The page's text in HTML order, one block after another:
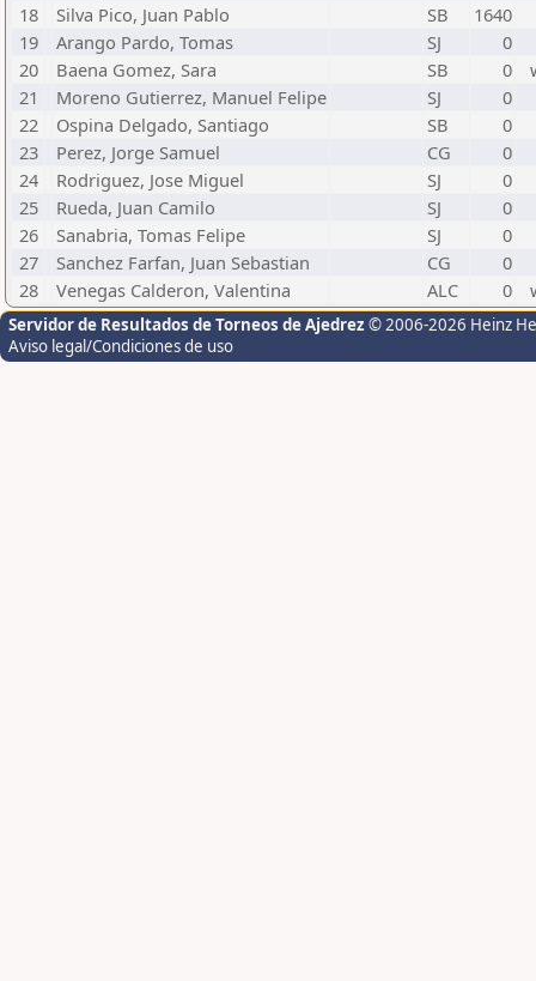
18
Silva Pico, Juan Pablo SB
1640
19
Arango Pardo, Tomas SJ
0
20
Baena Gomez, Sara SB 0
21
Moreno Gutierrez, Manuel Felipe SJ
0
22
Ospina Delgado, Santiago SB
0
23
Perez, Jorge Samuel CG
0
24
Rodriguez, Jose Miguel SJ
0
25
Rueda, Juan Camilo SJ
0
26
Sanabria, Tomas Felipe SJ
0
27
Sanchez Farfan, Juan Sebastian CG
0
28
Venegas Calderon, Valentina ALC 0
Servidor de Resultados de Torneos de Ajedrez © 2006-2026 Heinz
Aviso legal/Condiciones de uso